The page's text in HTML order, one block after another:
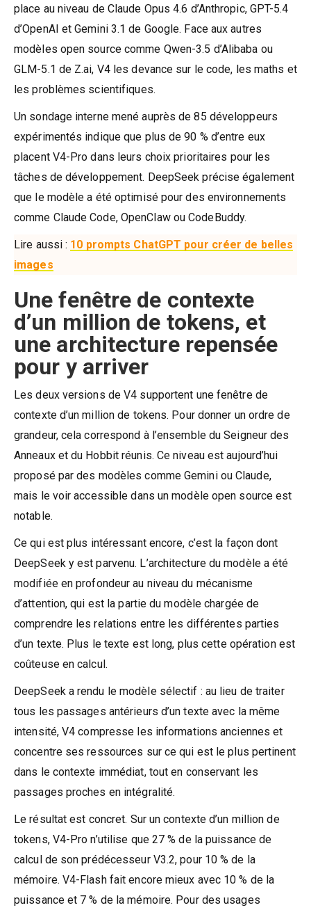
place au niveau de Claude Opus 4.6 d’Anthropic, GPT-5.4
d’OpenAI et Gemini 3.1 de Google. Face aux autres
modèles open source comme Qwen-3.5 d’Alibaba ou
GLM-5.1 de Z.ai, V4 les devance sur le code, les maths et
les problèmes scientifiques.
Un sondage interne mené auprès de 85 développeurs
expérimentés indique que plus de 90 % d’entre eux
placent V4-Pro dans leurs choix prioritaires pour les
tâches de développement. DeepSeek précise également
que le modèle a été optimisé pour des environnements
comme Claude Code, OpenClaw ou CodeBuddy.
Lire aussi : 10 prompts ChatGPT pour créer de belles
images
Une fenêtre de contexte
d’un million de tokens, et
une architecture repensée
pour y arriver
Les deux versions de V4 supportent une fenêtre de
contexte d’un million de tokens. Pour donner un ordre de
grandeur, cela correspond à l’ensemble du Seigneur des
Anneaux et du Hobbit réunis. Ce niveau est aujourd’hui
proposé par des modèles comme Gemini ou Claude,
mais le voir accessible dans un modèle open source est
notable.
Ce qui est plus intéressant encore, c’est la façon dont
DeepSeek y est parvenu. L’architecture du modèle a été
modifiée en profondeur au niveau du mécanisme
d’attention, qui est la partie du modèle chargée de
comprendre les relations entre les différentes parties
d’un texte. Plus le texte est long, plus cette opération est
coûteuse en calcul.
DeepSeek a rendu le modèle sélectif : au lieu de traiter
tous les passages antérieurs d’un texte avec la même
intensité, V4 compresse les informations anciennes et
concentre ses ressources sur ce qui est le plus pertinent
dans le contexte immédiat, tout en conservant les
passages proches en intégralité.
Le résultat est concret. Sur un contexte d’un million de
tokens, V4-Pro n’utilise que 27 % de la puissance de
calcul de son prédécesseur V3.2, pour 10 % de la
mémoire. V4-Flash fait encore mieux avec 10 % de la
puissance et 7 % de la mémoire. Pour des usages